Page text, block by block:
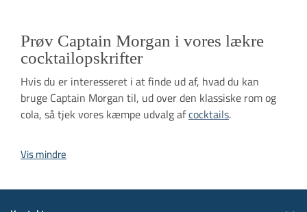
Prøv Captain Morgan i vores lækre
cocktailopskrifter
Hvis du er interesseret i at finde ud af, hvad du kan
bruge Captain Morgan til, ud over den klassiske rom og
cola, så tjek vores kæmpe udvalg afcocktails.
Vis mindre